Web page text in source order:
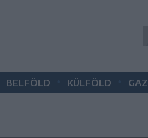
BELFÖLD KÜLFÖLD